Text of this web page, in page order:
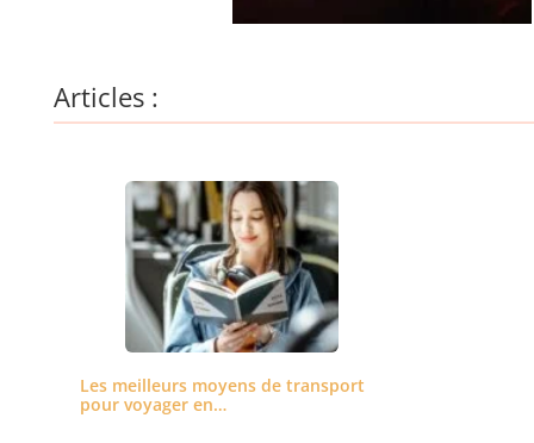
Articles :
Les meilleurs moyens de transport
pour voyager en…